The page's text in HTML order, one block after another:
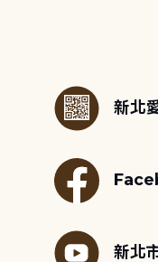
新北
新北